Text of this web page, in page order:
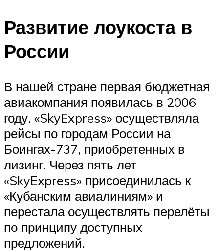
Развитие лоукоста в
России
В нашей стране первая бюджетная
авиакомпания появилась в 2006
году. «SkyExpress» осуществляла
рейсы по городам России на
Боингах-737, приобретенных в
лизинг. Через пять лет
«SkyExpress» присоединилась к
«Кубанским авиалиниям» и
перестала осуществлять перелёты
по принципу доступных
предложений.